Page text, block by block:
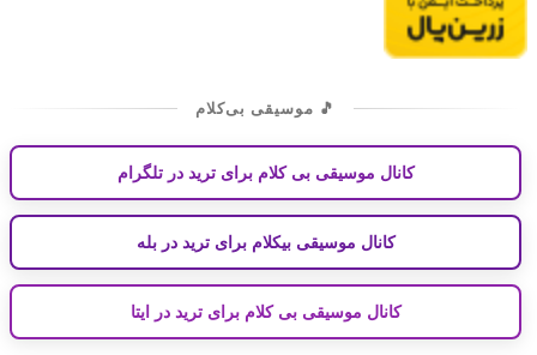
🎵 موسیقی بی‌کلام
کانال موسیقی بی کلام برای ترید در تلگرام
کانال موسیقی بیکلام برای ترید در بله
کانال موسیقی بی کلام برای ترید در ایتا